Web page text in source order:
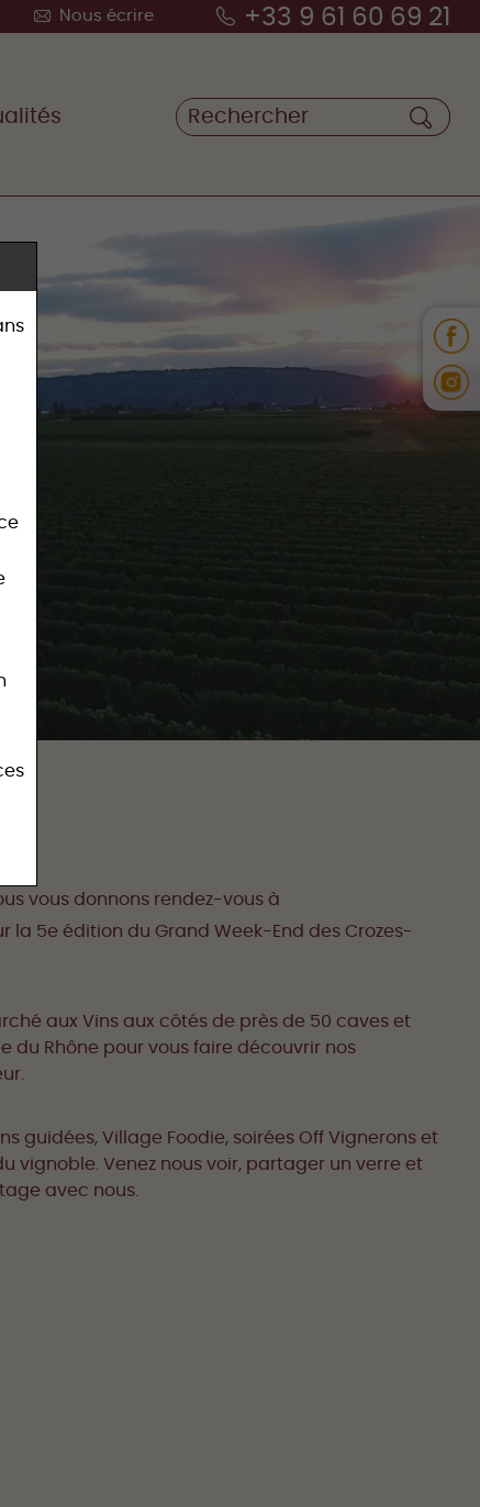
Nous écrire +33 9 61 60 69 21
vous donnons rendez-vous à
la 5e édition du Grand Week-End des Crozes-
aux Vins aux côtés de près de 50 caves et
du Rhône pour vous faire découvrir nos
guidées, Village Foodie, soirées Off Vignerons et
vignoble. Venez nous voir, partager un verre et
avec nous.